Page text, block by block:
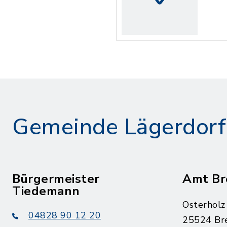
Gemeinde Lägerdorf
Bürgermeister
Tiedemann
04828 90 12 20
Amt
25524